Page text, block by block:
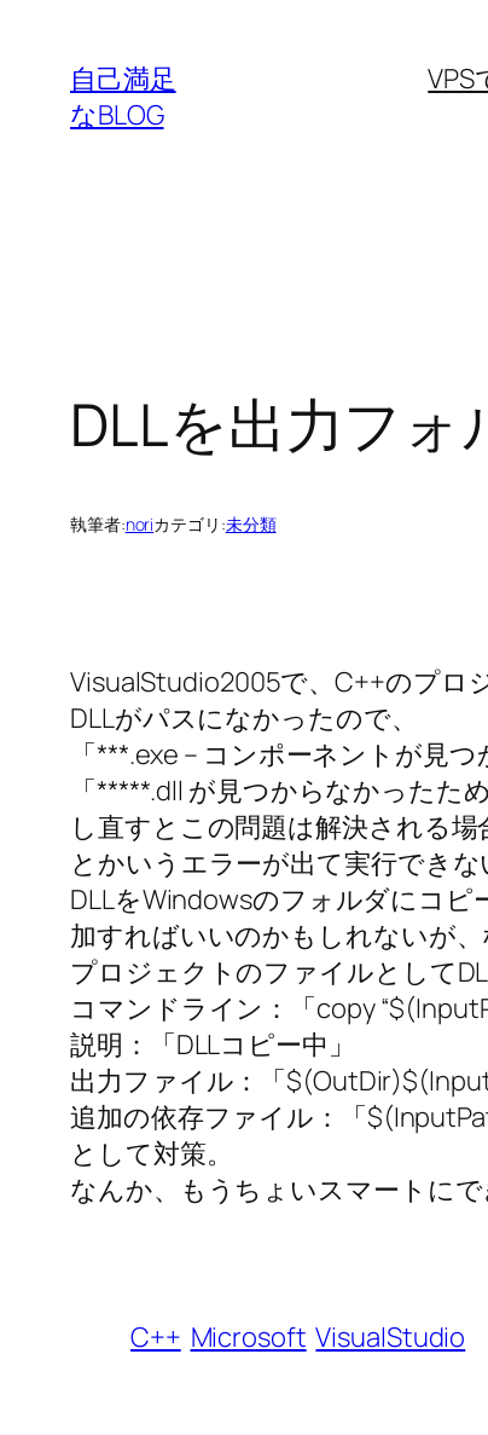
自己満足
なBLOG
VPS
DLLを出力フ
執筆者:noriカテゴリ:未分類
VisualStudio2005で、C++のプロ
DLLがパスになかったので、
「***.exe – コンポーネントが見
「*****.dll が見つからなかった
し直すとこの問題は解決される場
とかいうエラーが出て実行できな
DLLをWindowsのフォルダにコ
加すればいいのかもしれないが、
プロジェクトのファイルとして
コマンドライン：「copy
説明：「DLLコピー中」
出力ファイル：「
追加の依存ファイル：「
として対策。
なんか、もうちょいスマートにで
C++ Microsoft VisualStudio